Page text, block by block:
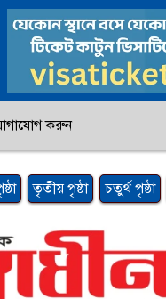
করুন
তৃতীয় পৃষ্ঠা চতুর্থ পৃষ্ঠা